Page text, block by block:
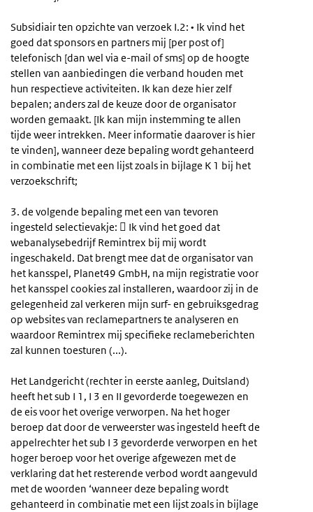
Subsidiair ten opzichte van verzoek I.2: • Ik vind het
goed dat sponsors en partners mij [per post of]
telefonisch [dan wel via e-mail of sms] op de hoogte
stellen van aanbiedingen die verband houden met
hun respectieve activiteiten. Ik kan deze hier zelf
bepalen; anders zal de keuze door de organisator
worden gemaakt. [Ik kan mijn instemming te allen
tijde weer intrekken. Meer informatie daarover is hier
te vinden], wanneer deze bepaling wordt gehanteerd
in combinatie met een lijst zoals in bijlage K 1 bij het
verzoekschrift;
3. de volgende bepaling met een van tevoren
ingesteld selectievakje:  Ik vind het goed dat
webanalysebedrijf Remintrex bij mij wordt
ingeschakeld. Dat brengt mee dat de organisator van
het kansspel, Planet49 GmbH, na mijn registratie voor
het kansspel cookies zal installeren, waardoor zij in de
gelegenheid zal verkeren mijn surf- en gebruiksgedrag
op websites van reclamepartners te analyseren en
waardoor Remintrex mij specifieke reclameberichten
zal kunnen toesturen (...).
Het Landgericht (rechter in eerste aanleg, Duitsland)
heeft het sub I 1, I 3 en II gevorderde toegewezen en
de eis voor het overige verworpen. Na het hoger
beroep dat door de verweerster was ingesteld heeft de
appelrechter het sub I 3 gevorderde verworpen en het
hoger beroep voor het overige afgewezen met de
verklaring dat het resterende verbod wordt aangevuld
met de woorden ‘wanneer deze bepaling wordt
gehanteerd in combinatie met een lijst zoals in bijlage